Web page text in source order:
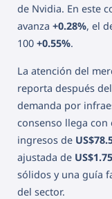
de Nvidia. En este
avanza +0.28%, el
100 +0.55%.
La atención del
reporta después
demanda por
consenso llega
ingresos de
ajustada de US$1.75
sólidos y una guía
del sector.